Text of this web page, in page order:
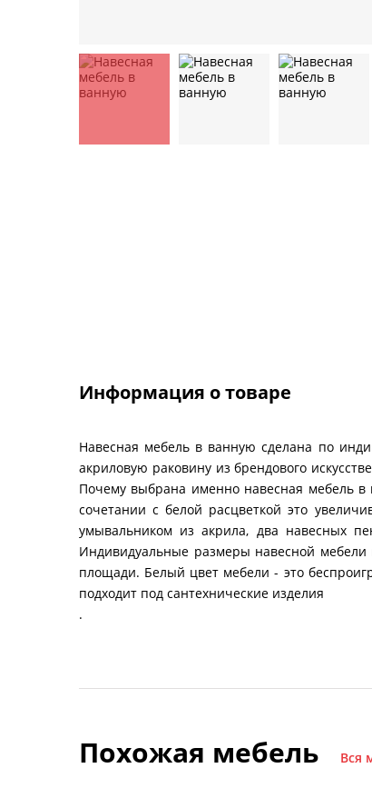
Информация о товаре
Навесная мебель в ванную сделана по
акриловую раковину из брендового
Почему выбрана именно навесная мебель в
сочетании с белой расцветкой это
умывальником из акрила, два навесных
Индивидуальные размеры навесной мебели
площади. Белый цвет мебели - это
подходит под сантехнические изделия
.
Похожая мебель Вся